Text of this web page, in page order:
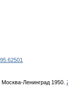
. Москва-Ленинград 1950.